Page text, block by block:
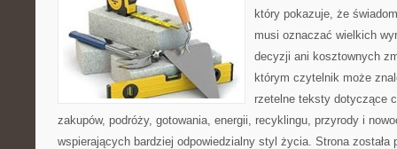
który pokazuje, że
musi oznaczać wielkich
decyzji ani kosztownych
którym czytelnik może
rzetelne teksty dotyczące
zakupów, podróży, gotowania, energii, recyklingu, przyrody i
wspierających bardziej odpowiedzialny styl życia. Strona została